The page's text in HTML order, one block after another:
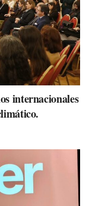
internacionales